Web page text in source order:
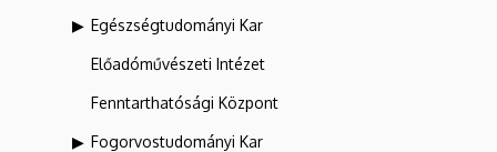
Egészségtudományi Kar
Előadóművészeti Intézet
Fenntarthatósági Központ
Fogorvostudományi Kar